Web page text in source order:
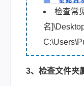
检查常
名
3、检查文件夹